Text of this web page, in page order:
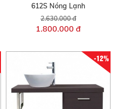
612S Nóng Lạnh
2.630.000 đ
1.800.000 đ
-12%